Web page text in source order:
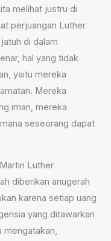
melihat justru di
perjuangan Luther
di dalam
hal yang tidak
yaitu mereka
Mereka
iman, mereka
seseorang dapat
Luther
diberikan anugerah
karena setiap uang
yang ditawarkan